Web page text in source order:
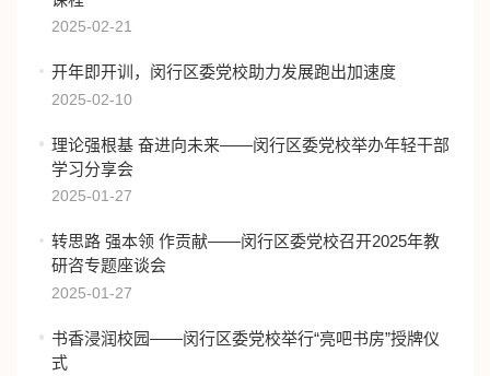
2025-02-21
开年即开训，闵行区委党校助力发展跑出加速度
2025-02-10
理论强根基 奋进向未来——闵行区委党校举办年轻干部
学习分享会
2025-01-27
转思路 强本领 作贡献——闵行区委党校召开2025年教
研咨专题座谈会
2025-01-27
书香浸润校园——闵行区委党校举行“亮吧书房”授牌仪
式